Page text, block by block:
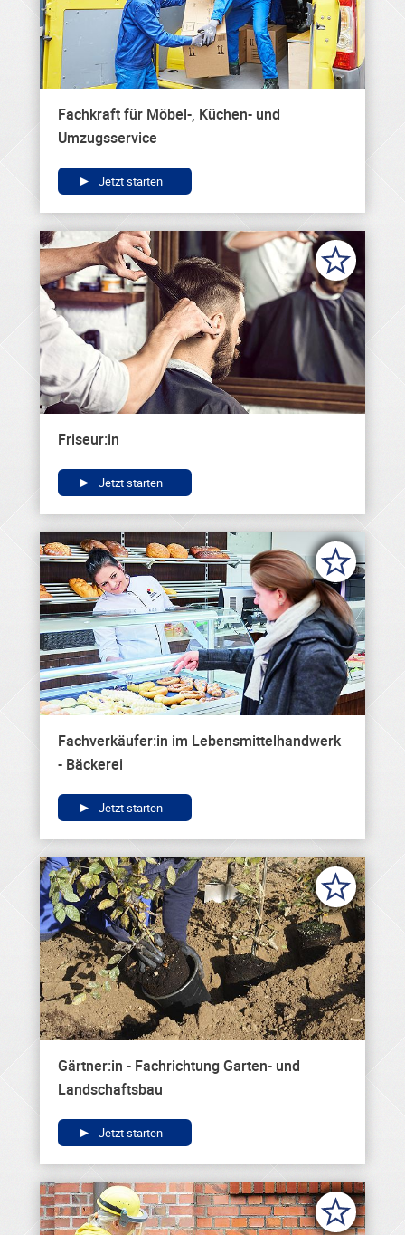
Fachkraft für Möbel-, Küchen- und
Umzugsservice
Jetzt starten
Friseur:in
Jetzt starten
Fachverkäufer:in im Lebensmittelhandwerk
- Bäckerei
Jetzt starten
Gärtner:in - Fachrichtung Garten- und
Landschaftsbau
Jetzt starten